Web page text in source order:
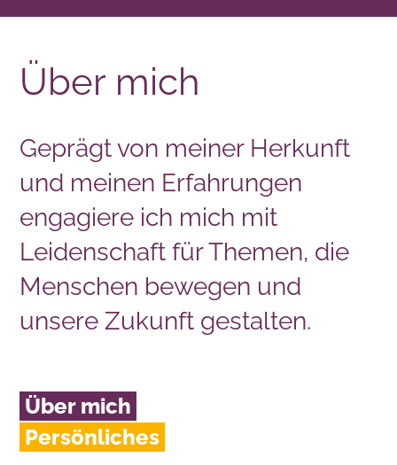
Über mich
Geprägt von meiner Herkunft
und meinen Erfahrungen
engagiere ich mich mit
Leidenschaft für Themen, die
Menschen bewegen und
unsere Zukunft gestalten.
Über mich
Persönliches